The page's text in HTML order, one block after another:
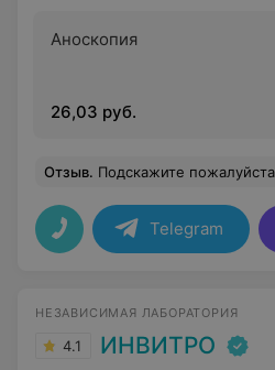
Аноскопия
26,03 руб.
Отзыв. Подскажите пожалуйста сколько будет стоить PCR-диагностика на:
Telegram
НЕЗАВИСИМАЯ ЛАБОРАТОРИЯ
4.1 ИНВИТРО